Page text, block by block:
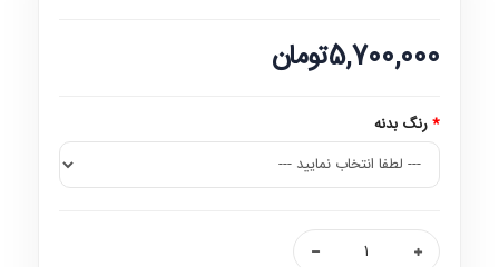
5,700,000تومان
رنگ بدنه